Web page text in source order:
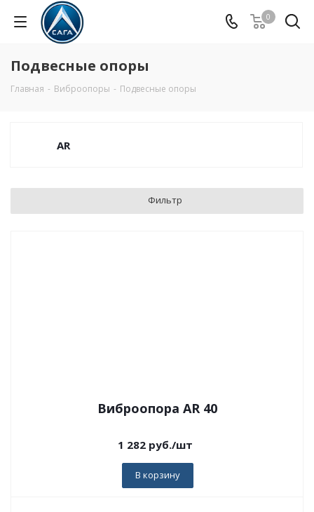
0
Подвесные опоры
Главная - Виброопоры - Подвесные опоры
AR
Фильтр
Виброопора AR 40
1 282 руб./шт
В корзину